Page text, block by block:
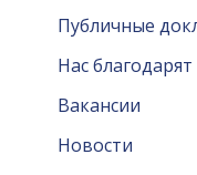
Публичные
Нас благодарят
Вакансии
Новости